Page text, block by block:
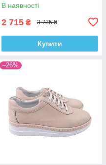
В наявності
2 715 ₴ 3 735 ₴
Купити
–26%